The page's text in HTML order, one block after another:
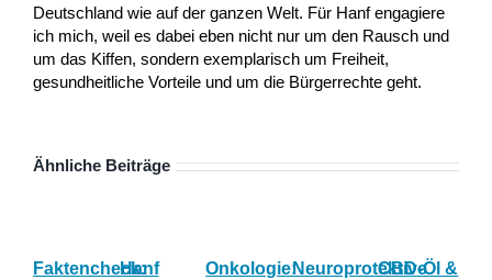
Deutschland wie auf der ganzen Welt. Für Hanf engagiere
ich mich, weil es dabei eben nicht nur um den Rausch und
um das Kiffen, sondern exemplarisch um Freiheit,
gesundheitliche Vorteile und um die Bürgerrechte geht.
Ähnliche Beiträge
Faktencheck:
Hanf
Onkologie:Neuroprotektive
CBD-Öl &